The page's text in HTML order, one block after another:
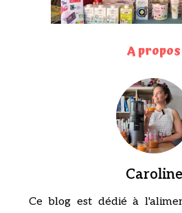
A propos
Caroline
Ce blog est dédié à